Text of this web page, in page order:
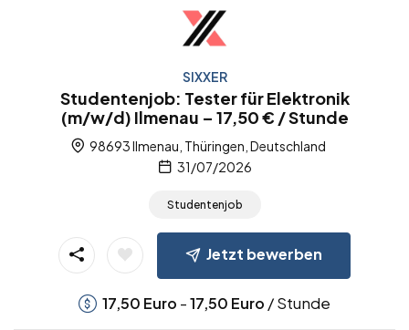
SIXXER
Studentenjob: Tester für Elektronik
(m/w/d) Ilmenau – 17,50 € / Stunde
98693 Ilmenau, Thüringen, Deutschland
31/07/2026
Studentenjob
Jetzt bewerben
17,50 Euro -17,50 Euro / Stunde